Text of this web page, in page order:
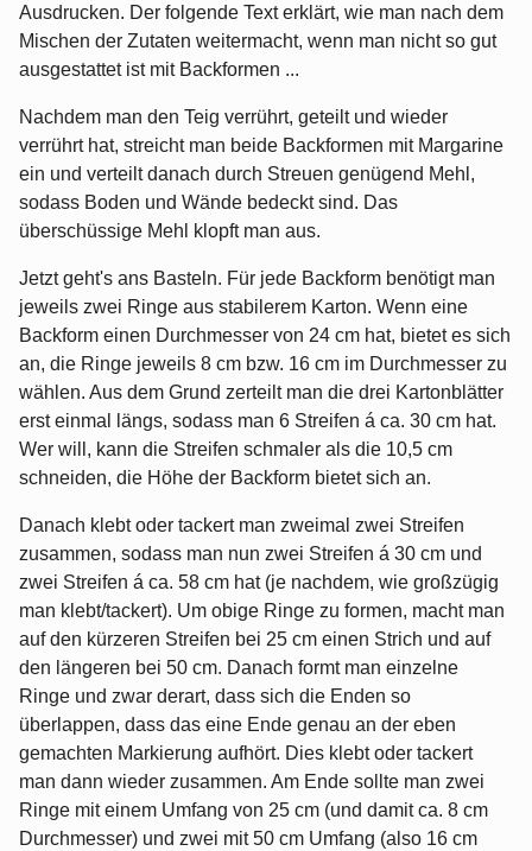
Ausdrucken. Der folgende Text erklärt, wie man nach dem
Mischen der Zutaten weitermacht, wenn man nicht so gut
ausgestattet ist mit Backformen ...
Nachdem man den Teig verrührt, geteilt und wieder
verrührt hat, streicht man beide Backformen mit Margarine
ein und verteilt danach durch Streuen genügend Mehl,
sodass Boden und Wände bedeckt sind. Das
überschüssige Mehl klopft man aus.
Jetzt geht's ans Basteln. Für jede Backform benötigt man
jeweils zwei Ringe aus stabilerem Karton. Wenn eine
Backform einen Durchmesser von 24 cm hat, bietet es sich
an, die Ringe jeweils 8 cm bzw. 16 cm im Durchmesser zu
wählen. Aus dem Grund zerteilt man die drei Kartonblätter
erst einmal längs, sodass man 6 Streifen á ca. 30 cm hat.
Wer will, kann die Streifen schmaler als die 10,5 cm
schneiden, die Höhe der Backform bietet sich an.
Danach klebt oder tackert man zweimal zwei Streifen
zusammen, sodass man nun zwei Streifen á 30 cm und
zwei Streifen á ca. 58 cm hat (je nachdem, wie großzügig
man klebt/tackert). Um obige Ringe zu formen, macht man
auf den kürzeren Streifen bei 25 cm einen Strich und auf
den längeren bei 50 cm. Danach formt man einzelne
Ringe und zwar derart, dass sich die Enden so
überlappen, dass das eine Ende genau an der eben
gemachten Markierung aufhört. Dies klebt oder tackert
man dann wieder zusammen. Am Ende sollte man zwei
Ringe mit einem Umfang von 25 cm (und damit ca. 8 cm
Durchmesser) und zwei mit 50 cm Umfang (also 16 cm